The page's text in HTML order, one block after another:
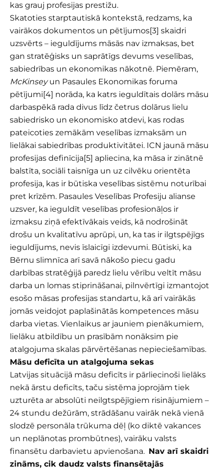
kas grauj profesijas prestižu.
Skatoties starptautiskā kontekstā, redzams, ka
vairākos dokumentos un pētījumos[3] skaidri
uzsvērts – ieguldījums māsās nav izmaksas, bet
gan stratēģisks un saprātīgs devums veselības,
sabiedrības un ekonomikas nākotnē. Piemēram,
McKinseyun Pasaules Ekonomikas foruma
pētījumi [4] norāda, ka katrs ieguldītais dolārs māsu
darbaspēkā rada divus līdz četrus dolārus lielu
sabiedrisko un ekonomisko atdevi, kas rodas
pateicoties zemākām veselības izmaksām un
lielākai sabiedrības produktivitātei. ICN jaunā māsu
profesijas definīcija [5] apliecina, ka māsa ir zinātnē
balstīta, sociāli taisnīga un uz cilvēku orientēta
profesija, kas ir būtiska veselības sistēmu noturībai
pret krīzēm. Pasaules Veselības Profesiju alianse
uzsver, ka ieguldīt veselības profesionāļos ir
izmaksu ziņā efektīvākais veids, kā nodrošināt
drošu un kvalitatīvu aprūpi, un, ka tas ir ilgtspējīgs
ieguldījums, nevis īslaicīgi izdevumi. Būtiski, ka
Bērnu slimnīca arī savā nākošo piecu gadu
darbības stratēģijā paredz lielu vērību veltīt māsu
darba un lomas stiprināšanai, pilnvērtīgi izmantojot
esošo māsas profesijas standartu, kā arī vairākās
jomās veidojot paplašinātās kompetences māsu
darba vietas. Vienlaikus ar jauniem pienākumiem,
lielāku atbildību un prasībām nonāksim pie
atalgojuma skalas pārvērtēšanas nepieciešamības.
Māsu deficīta un atalgojuma sekas
Latvijas situācijā māsu deficīts ir pārliecinoši lielāks
nekā ārstu deficīts, taču sistēma joprojām tiek
uzturēta ar absolūti neilgtspējīgiem risinājumiem –
24 stundu dežūrām, strādāšanu vairāk nekā vienā
slodzē personāla trūkuma dēļ (ko diktē vakances
un neplānotas prombūtnes), vairāku valsts
finansētu darbavietu apvienošana. Nav arī skaidri
zināms, cik daudz valsts finansētajās